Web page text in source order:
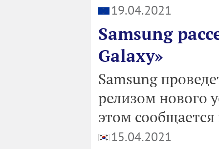
19.04.2021
Samsung
Galaxy»
Samsung
релизом нового
этом
15.04.2021